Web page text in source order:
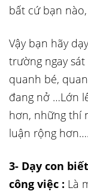
bất cứ bạn
Vậy bạn hãy
trường ngay
quanh bé,
đang nở …Lớn
hơn, những thí
luận rộng hơn….
3- Dạy con
công việc : Là